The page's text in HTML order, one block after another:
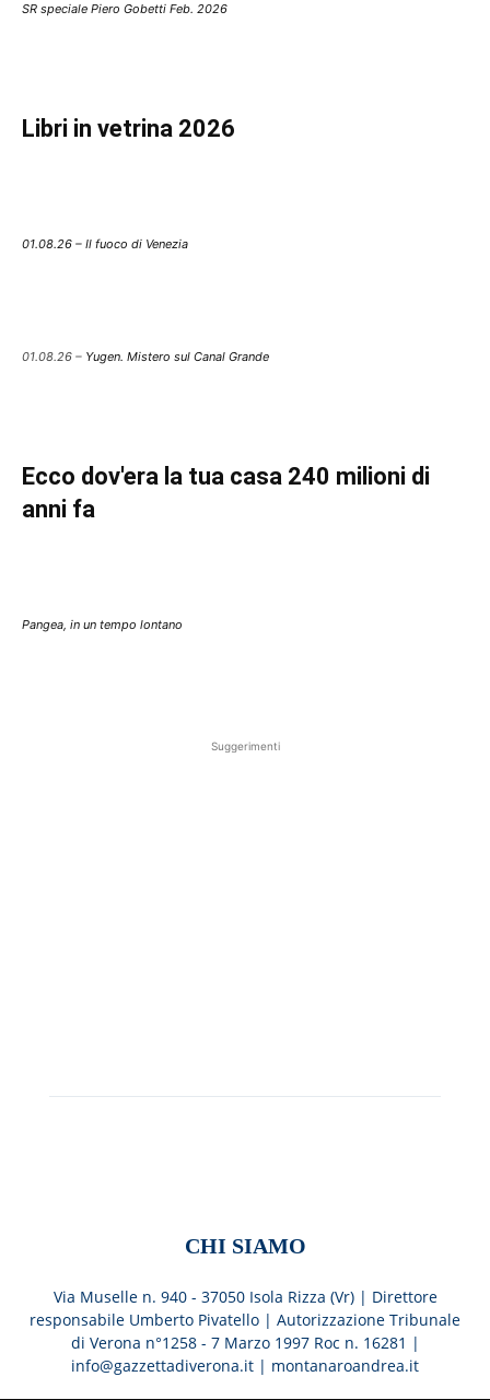
SR speciale Piero Gobetti Feb. 2026
Libri in vetrina 2026
01.08.26 – Il fuoco di Venezia
01.08.26 – Yugen. Mistero sul Canal Grande
Ecco dov'era la tua casa 240 milioni di
anni fa
Pangea, in un tempo lontano
Suggerimenti
CHI SIAMO
Via Muselle n. 940 - 37050 Isola Rizza (Vr) | Direttore
responsabile Umberto Pivatello | Autorizzazione Tribunale
di Verona n°1258 - 7 Marzo 1997 Roc n. 16281 |
info@gazzettadiverona.it | montanaroandrea.it